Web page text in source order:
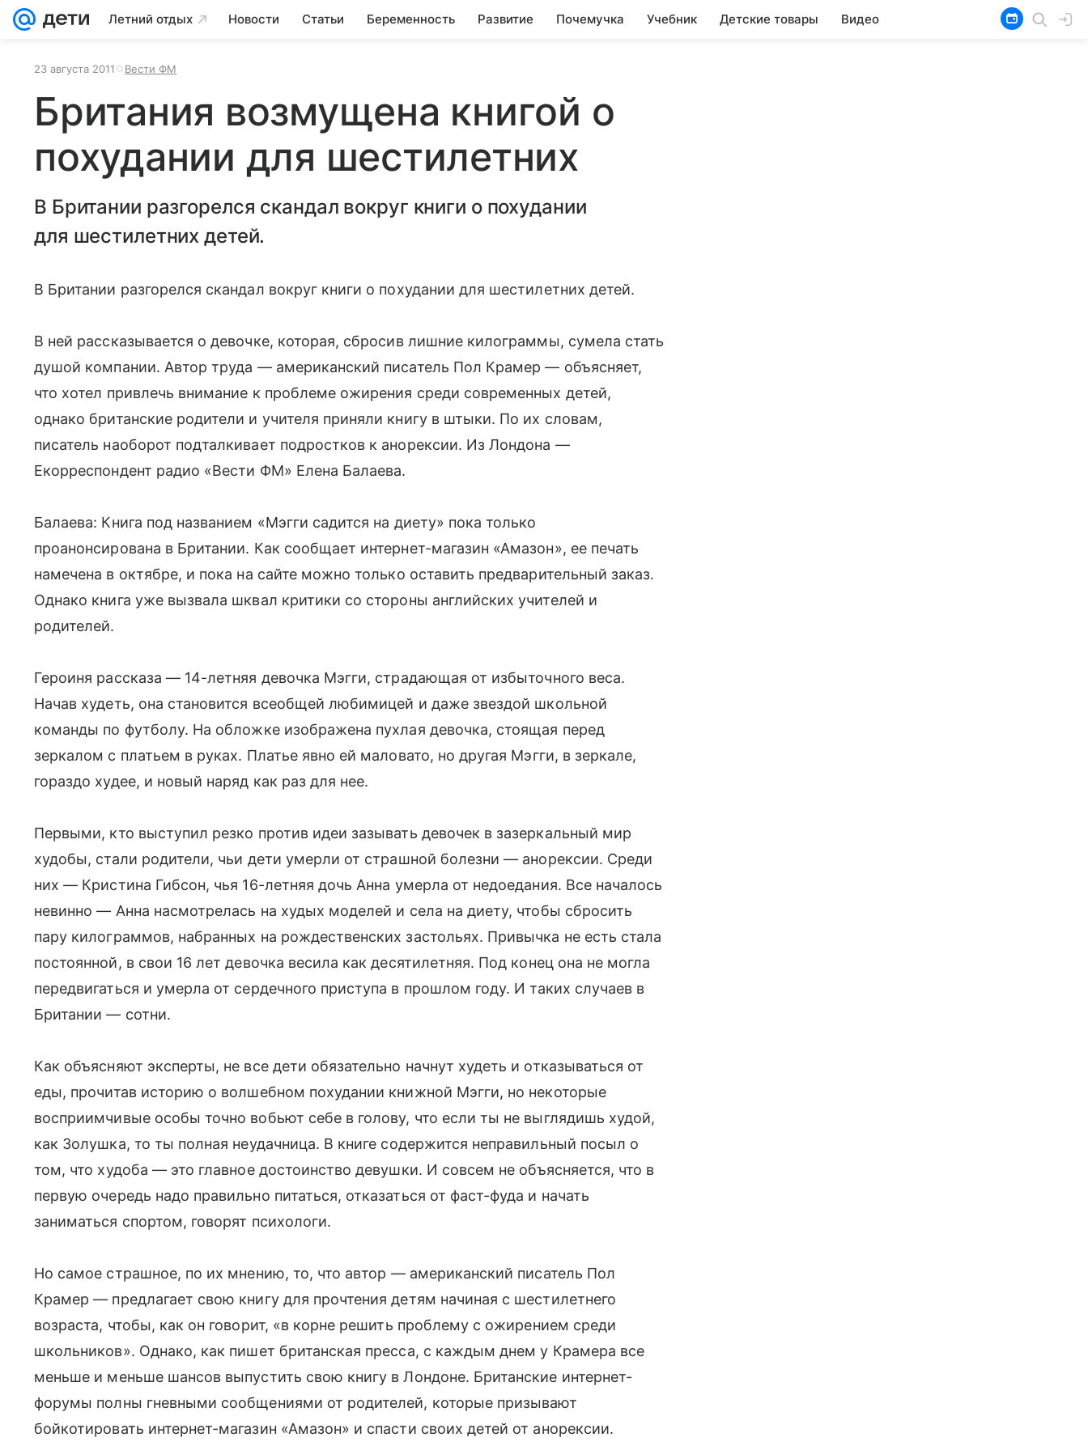
Летний отдых Новости Статьи Беременность Развитие Почемучка Учебник Детские товары Видео
23 августа 2011 Вести ФМ
Британия возмущена книгой о
похудании для шестилетних
В Британии разгорелся скандал вокруг книги о похудании
для шестилетних детей.
В Британии разгорелся скандал вокруг книги о похудании для шестилетних детей.
В ней рассказывается о девочке, которая, сбросив лишние килограммы, сумела стать
душой компании. Автор труда — американский писатель Пол Крамер — объясняет,
что хотел привлечь внимание к проблеме ожирения среди современных детей,
однако британские родители и учителя приняли книгу в штыки. По их словам,
писатель наоборот подталкивает подростков к анорексии. Из Лондона —
Екорреспондент радио «Вести ФМ» Елена Балаева.
Балаева: Книга под названием «Мэгги садится на диету» пока только
проанонсирована в Британии. Как сообщает интернет-магазин «Амазон», ее печать
намечена в октябре, и пока на сайте можно только оставить предварительный заказ.
Однако книга уже вызвала шквал критики со стороны английских учителей и
родителей.
Героиня рассказа — 14-летняя девочка Мэгги, страдающая от избыточного веса.
Начав худеть, она становится всеобщей любимицей и даже звездой школьной
команды по футболу. На обложке изображена пухлая девочка, стоящая перед
зеркалом с платьем в руках. Платье явно ей маловато, но другая Мэгги, в зеркале,
гораздо худее, и новый наряд как раз для нее.
Первыми, кто выступил резко против идеи зазывать девочек в зазеркальный мир
худобы, стали родители, чьи дети умерли от страшной болезни — анорексии. Среди
них — Кристина Гибсон, чья 16-летняя дочь Анна умерла от недоедания. Все началось
невинно — Анна насмотрелась на худых моделей и села на диету, чтобы сбросить
пару килограммов, набранных на рождественских застольях. Привычка не есть стала
постоянной, в свои 16 лет девочка весила как десятилетняя. Под конец она не могла
передвигаться и умерла от сердечного приступа в прошлом году. И таких случаев в
Британии — сотни.
Как объясняют эксперты, не все дети обязательно начнут худеть и отказываться от
еды, прочитав историю о волшебном похудании книжной Мэгги, но некоторые
восприимчивые особы точно вобьют себе в голову, что если ты не выглядишь худой,
как Золушка, то ты полная неудачница. В книге содержится неправильный посыл о
том, что худоба — это главное достоинство девушки. И совсем не объясняется, что в
первую очередь надо правильно питаться, отказаться от фаст-фуда и начать
заниматься спортом, говорят психологи.
Но самое страшное, по их мнению, то, что автор — американский писатель Пол
Крамер — предлагает свою книгу для прочтения детям начиная с шестилетнего
возраста, чтобы, как он говорит, «в корне решить проблему с ожирением среди
школьников». Однако, как пишет британская пресса, с каждым днем у Крамера все
меньше и меньше шансов выпустить свою книгу в Лондоне. Британские интернет-
форумы полны гневными сообщениями от родителей, которые призывают
бойкотировать интернет-магазин «Амазон» и спасти своих детей от анорексии.